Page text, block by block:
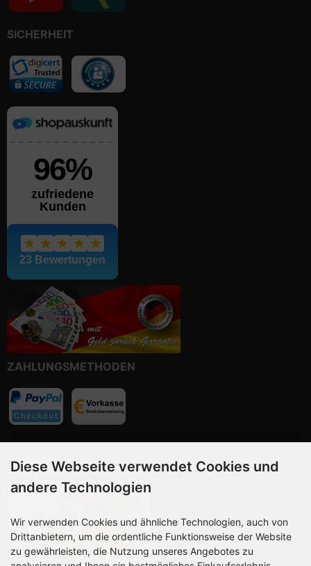
SICHERHEIT
ZAHLUNGSMETHODEN
Diese Webseite verwendet Cookies und
andere Technologien
Wir verwenden Cookies und ähnliche Technologien, auch von
Drittanbietern, um die ordentliche Funktionsweise der Website
zu gewährleisten, die Nutzung unseres Angebotes zu